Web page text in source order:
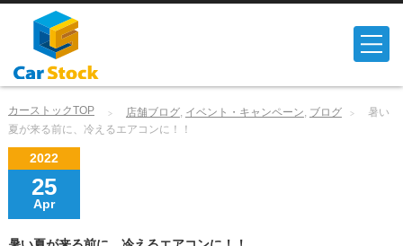
カーストックTOP 店舗ブログ, イベント・キャンペーン ブログ
暑い
夏が来る前に、冷えるエアコンに！！
2022
25
Apr